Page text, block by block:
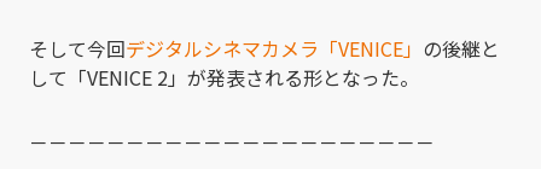
そして今回デジタルシネマカメラ「VENICE」 の後継と
して「VENICE 2」が発表される形となった。
－－－－－－－－－－－－－－－－－－－－－